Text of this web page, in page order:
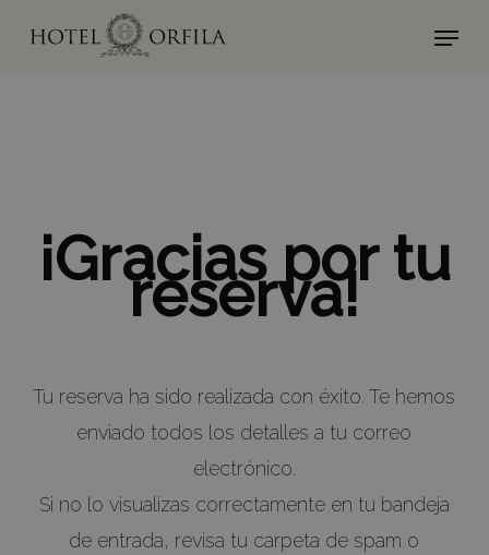
Menu
¡Gracias por tu
reserva!
Tu reserva ha sido realizada con éxito. Te hemos
enviado todos los detalles a tu correo
electrónico.
Si no lo visualizas correctamente en tu bandeja
de entrada, revisa tu carpeta de spam o